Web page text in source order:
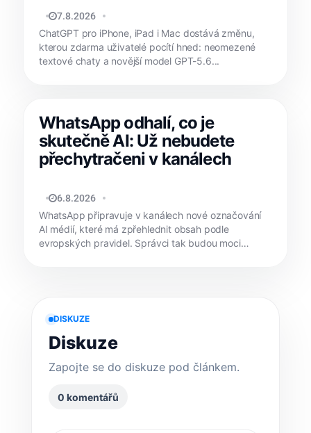
JAN HOLEŠ
7.8.2026
ChatGPT pro iPhone, iPad i Mac dostává změnu,
kterou zdarma uživatelé pocítí hned: neomezené
textové chaty a novější model GPT-5.6...
WhatsApp odhalí, co je
skutečně AI: Už nebudete
přechytračeni v kanálech
JAN HOLEŠ
6.8.2026
WhatsApp připravuje v kanálech nové označování
AI médií, které má zpřehlednit obsah podle
evropských pravidel. Správci tak budou moci
DISKUZE
Diskuze
Zapojte se do diskuze pod článkem.
0 komentářů